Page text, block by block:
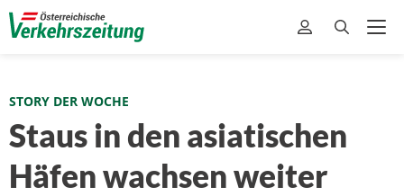
STORY DER WOCHE
Staus in den asiatischen
Häfen wachsen weiter